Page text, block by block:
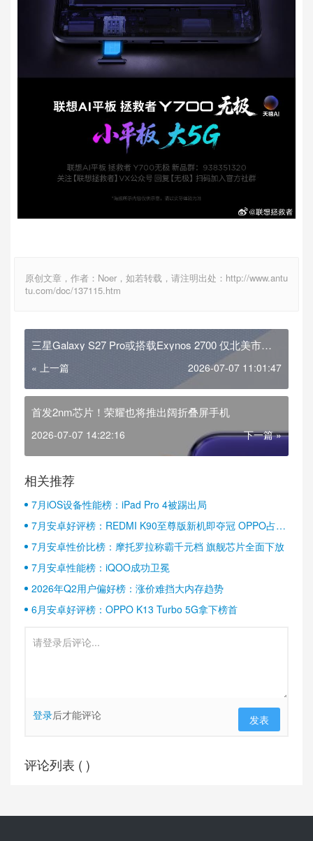
原创文章，作者：Noer，如若转载，请注明出处：http://www.antu
tu.com/doc/137115.htm
三星Galaxy S27 Pro或搭载Exynos 2700 仅北美市场
« 上一篇 2026-07-07 11:01:47
首发2nm芯片！荣耀也将推出阔折叠屏手机
2026-07-07 14:22:16 下一篇 »
相关推荐
7月iOS设备性能榜：iPad Pro 4被踢出局
7月安卓好评榜：REDMI K90至尊版新机即夺冠 OPPO占据
半壁江山
7月安卓性价比榜：摩托罗拉称霸千元档 旗舰芯片全面下放
7月安卓性能榜：iQOO成功卫冕
2026年Q2用户偏好榜：涨价难挡大内存趋势
6月安卓好评榜：OPPO K13 Turbo 5G拿下榜首
登录后才能评论 发表
评论列表 ( )